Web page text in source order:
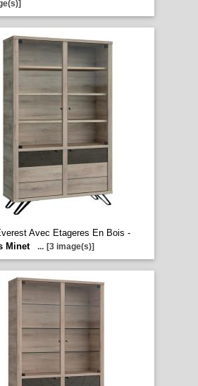
Avec Etageres En Bois -
Minet
... [3 image(s)]